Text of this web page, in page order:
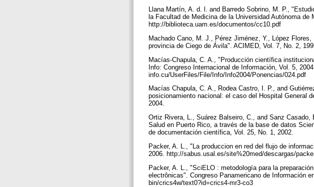
Llana Martín, A. d. l. and Barredo Sobrino, M. P.,
la Facultad de Medicina de la Universidad Autónoma
http://biblioteca.uam.es/documentos/cc10.pdf
Machado Cano, M. J., Pérez Jiménez, Y., López
provincia de Ciego de Ávila". ACIMED, Vol. 7, No. 2,
Macías-Chapula, C. A., "Producción científica
Info: Congreso Internacional de Información, Vol. 5,
info.cu/UserFiles/File/Info/Info2004/Ponencias/024.pdf
Macías Chapula, C. A., Rodea Castro, I. P., and
posicionamiento nacional: el caso del Hospital General
2004.
Ortiz Rivera, L., Suárez Balseiro, C., and Sanz
Salud en Puerto Rico, a través de la base de datos
de documentación científica, Vol. 25, No. 1, 2002.
Packer, A. L., "La produccion en red del flujo de
2006. http://sabus.usal.es/site%20med/descargas/
Packer, A. L., "SciELO : metodología para la
electrônicas". Congreso Panamericano de Información
bin/crics4w/text0?id=crics4-mr3-co3